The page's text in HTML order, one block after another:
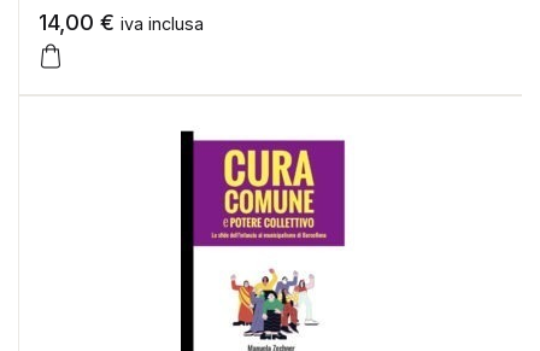
14,00 € iva inclusa